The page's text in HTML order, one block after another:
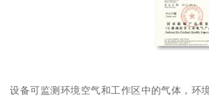
设备可监测环境空气和工作区中的气体，环